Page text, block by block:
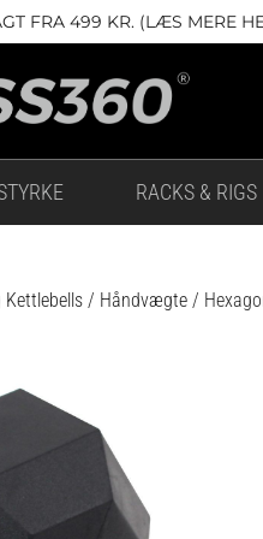
FRA 499 KR. (LÆS MERE
RACKS & RIGS
/ Håndvægte /